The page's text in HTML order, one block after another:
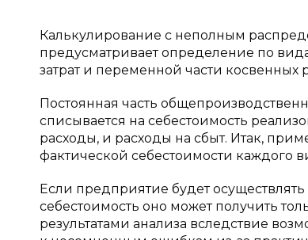
Калькулирование с неполным
предусматривает определение по
затрат и переменной части
Постоянная часть
списывается на себестоимость
расходы, и расходы на сбыт. Итак,
фактической себестоимости каждого
Если предприятие будет
себестоимость оно может получить
результатами анализа вследствие